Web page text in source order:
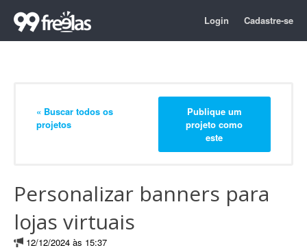
Login Cadastre-se
« Buscar todos os
projetos
Publique um
projeto como
este
Personalizar banners para
lojas virtuais
12/12/2024 às 15:37